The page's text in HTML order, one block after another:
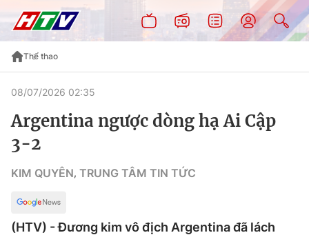
Thể thao
08/07/2026 02:35
Argentina ngược dòng hạ Ai Cập
3-2
KIM QUYÊN, TRUNG TÂM TIN TỨC
(HTV) - Đương kim vô địch Argentina đã lách